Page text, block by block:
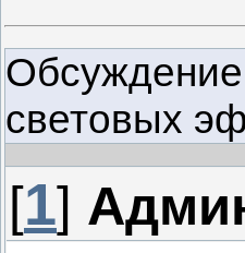
световых
[1]